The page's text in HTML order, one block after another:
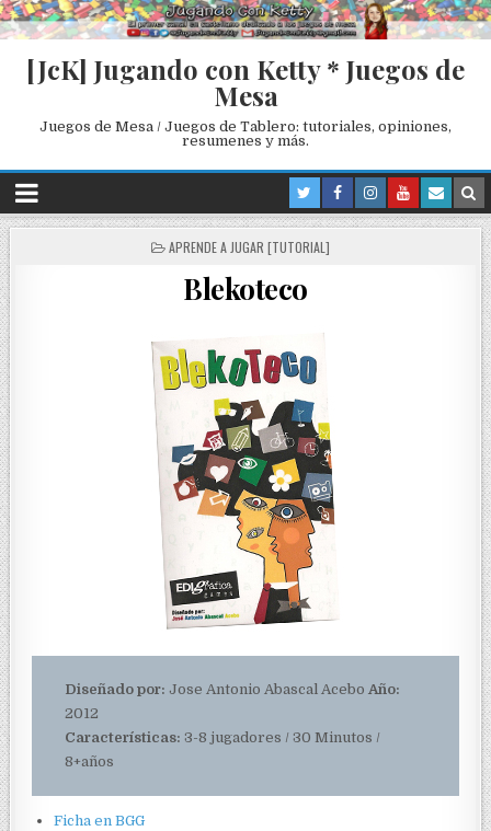
[JcK] Jugando con Ketty * Juegos de
Mesa
Juegos de Mesa / Juegos de Tablero: tutoriales, opiniones,
resumenes y más.
P
D
I
N
APRENDE A JUGAR [TUTORIAL]
Blekoteco
Diseñado por:Jose Antonio Abascal Acebo Año:
2012
Características: 3-8 jugadores / 30 Minutos /
8+años
Ficha en BGG